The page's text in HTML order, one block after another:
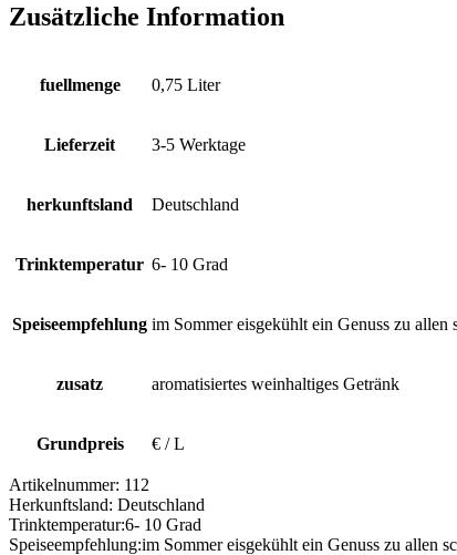
Zusätzliche Information
fuellmenge 0,75 Liter
Lieferzeit 3-5 Werktage
herkunftsland Deutschland
Trinktemperatur 6- 10 Grad
Speiseempfehlung im Sommer eisgekühlt ein Genuss zu allen
zusatz aromatisiertes weinhaltiges Getränk
Grundpreis € / L
Artikelnummer: 112
Herkunftsland: Deutschland
Trinktemperatur:6- 10 Grad
Speiseempfehlung:im Sommer eisgekühlt ein Genuss zu allen